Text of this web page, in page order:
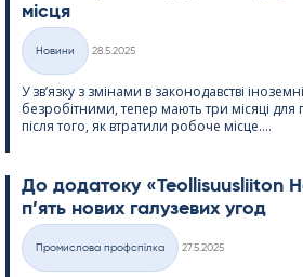
місця
Категорії
Новини
28.5.2025
У зв’язку з змінами в законодавстві
безробітними, тепер мають три місяці
після того, як втратили робоче місце....
До додатоку «Teol­li­suus­lii­ton
п’ять нових галузевих угод
Категорії
Промислова профспілка
27.5.2025